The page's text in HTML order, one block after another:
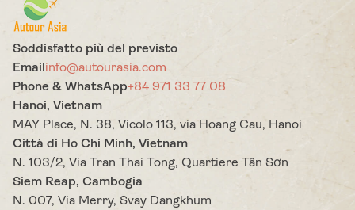
Soddisfatto più del previsto
Email info@autourasia.com
Phone & WhatsApp+84 971 33 77 08
Hanoi, Vietnam
MAY Place, N. 38, Vicolo 113, via Hoang Cau, Hanoi
Città di Ho Chi Minh, Vietnam
N. 103/2, Via Tran Thai Tong, Quartiere Tân Sơn
Siem Reap, Cambogia
N. 007, Via Merry, Svay Dangkhum